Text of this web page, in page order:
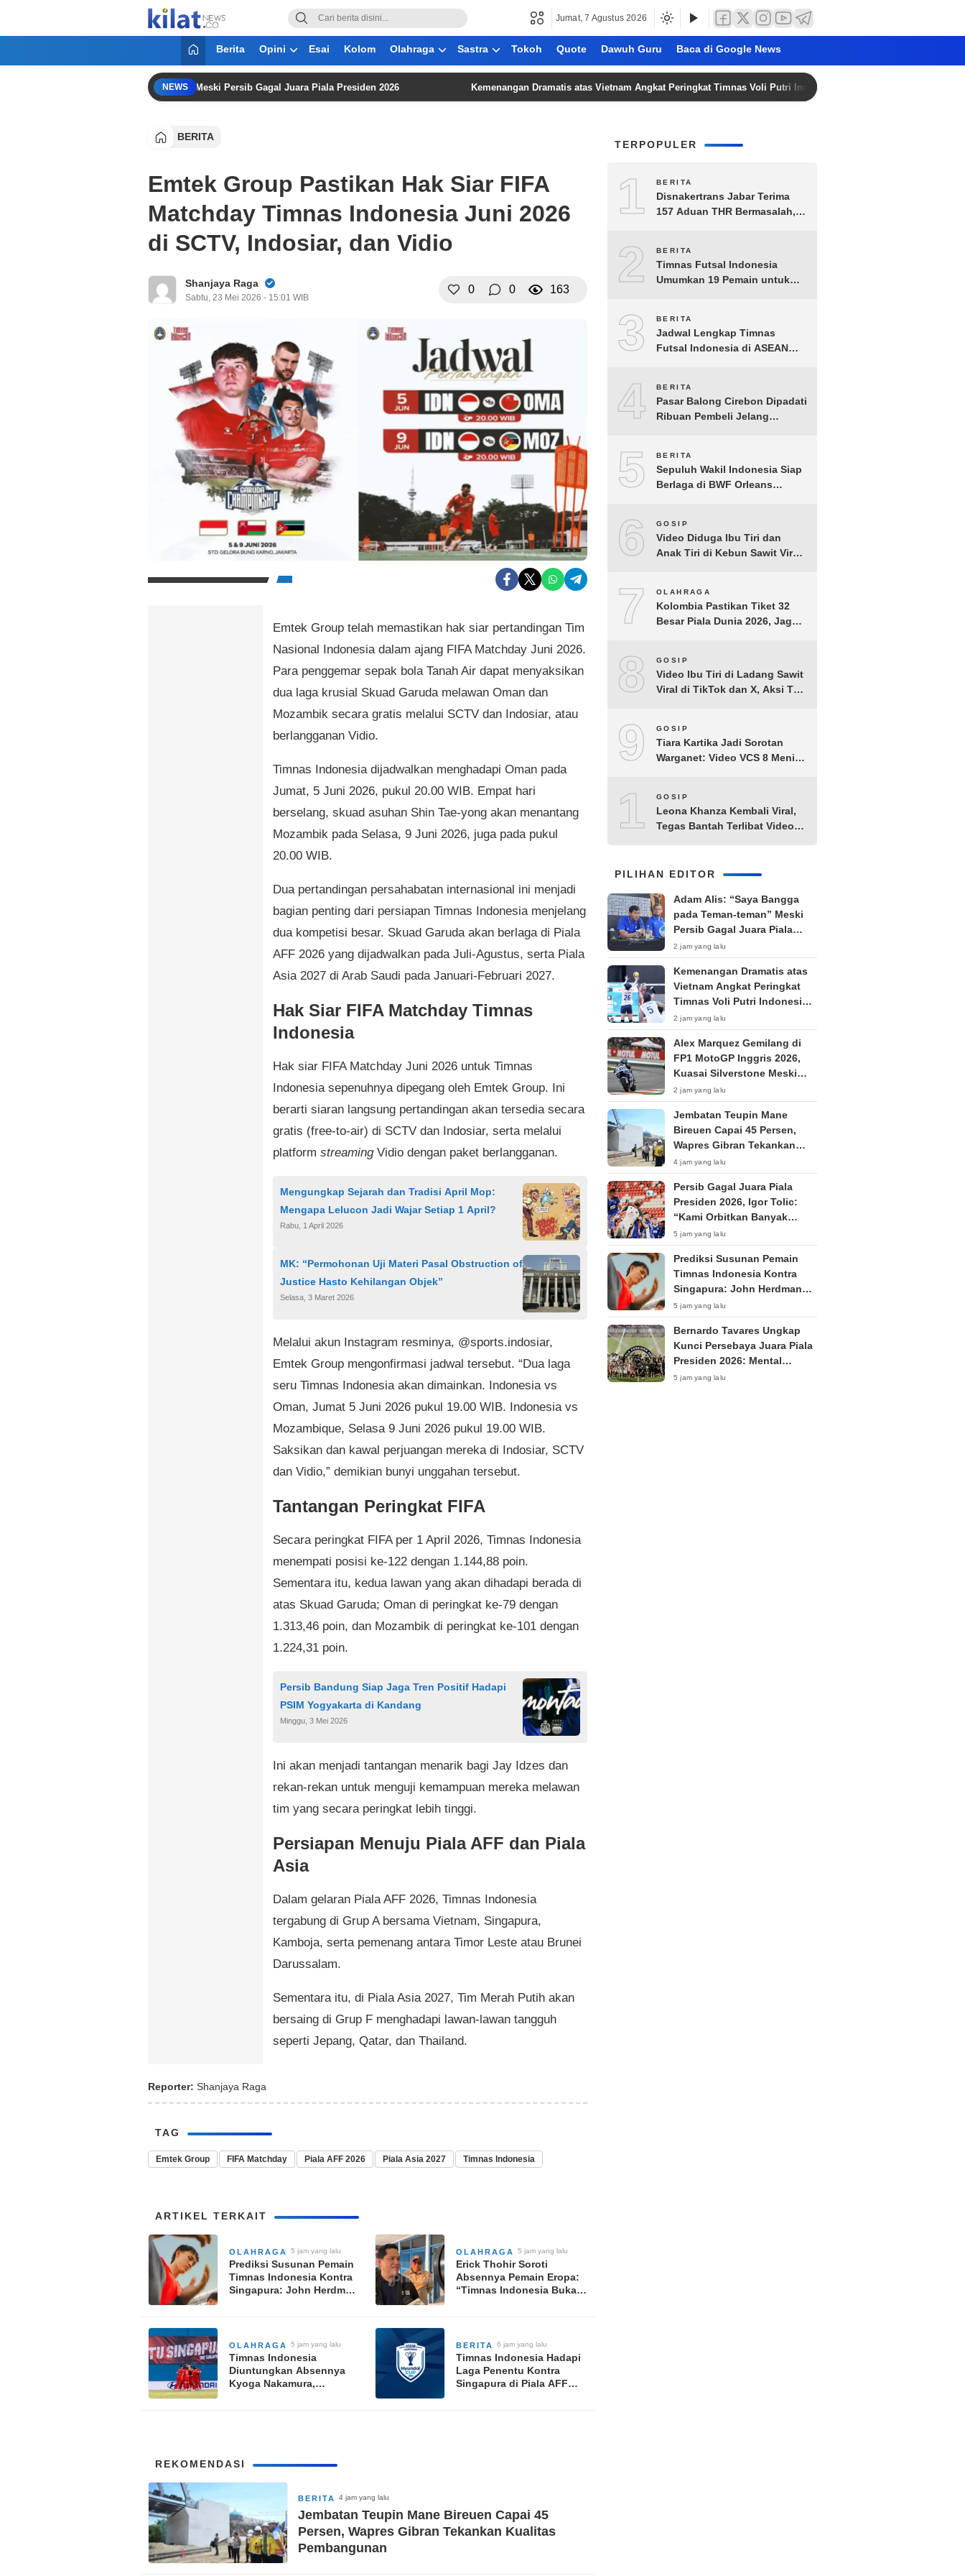
KilatNews.co
Mencerdaskan Anak Bangsa
Jumat, 7 Agustus 2026
Berita Opini Esai Kolom Olahraga Sastra Tokoh Quote Dawuh Guru Baca di Google News
NEWS
Bangga pada Teman-teman” Meski Persib Gagal Juara Piala Presiden 2026 Kemenangan Dramatis atas Vietnam Angkat Peringkat Timnas Voli Putri Indonesia ke Posisi 53 Dunia
BERITA
Emtek Group Pastikan Hak Siar FIFA
Matchday Timnas Indonesia Juni 2026
di SCTV, Indosiar, dan Vidio
Shanjaya Raga
Sabtu, 23 Mei 2026 - 15:01 WIB
0 0 163
Emtek Group telah memastikan hak siar pertandingan Tim
Nasional Indonesia dalam ajang FIFA Matchday Juni 2026.
Para penggemar sepak bola Tanah Air dapat menyaksikan
dua laga krusial Skuad Garuda melawan Oman dan
Mozambik secara gratis melalui SCTV dan Indosiar, atau
berlangganan Vidio.
Timnas Indonesia dijadwalkan menghadapi Oman pada
Jumat, 5 Juni 2026, pukul 20.00 WIB. Empat hari
berselang, skuad asuhan Shin Tae-yong akan menantang
Mozambik pada Selasa, 9 Juni 2026, juga pada pukul
20.00 WIB.
Dua pertandingan persahabatan internasional ini menjadi
bagian penting dari persiapan Timnas Indonesia menjelang
dua kompetisi besar. Skuad Garuda akan berlaga di Piala
AFF 2026 yang dijadwalkan pada Juli-Agustus, serta Piala
Asia 2027 di Arab Saudi pada Januari-Februari 2027.
Hak Siar FIFA Matchday Timnas
Indonesia
Hak siar FIFA Matchday Juni 2026 untuk Timnas
Indonesia sepenuhnya dipegang oleh Emtek Group. Ini
berarti siaran langsung pertandingan akan tersedia secara
gratis (free-to-air) di SCTV dan Indosiar, serta melalui
platform streamingVidio dengan paket berlangganan.
Mengungkap Sejarah dan Tradisi April Mop:
Mengapa Lelucon Jadi Wajar Setiap 1 April?
Rabu, 1 April 2026
MK: “Permohonan Uji Materi Pasal Obstruction of
Justice Hasto Kehilangan Objek”
Selasa, 3 Maret 2026
Melalui akun Instagram resminya, @sports.indosiar,
Emtek Group mengonfirmasi jadwal tersebut. “Dua laga
seru Timnas Indonesia akan dimainkan. Indonesia vs
Oman, Jumat 5 Juni 2026 pukul 19.00 WIB. Indonesia vs
Mozambique, Selasa 9 Juni 2026 pukul 19.00 WIB.
Saksikan dan kawal perjuangan mereka di Indosiar, SCTV
dan Vidio,” demikian bunyi unggahan tersebut.
Tantangan Peringkat FIFA
Secara peringkat FIFA per 1 April 2026, Timnas Indonesia
menempati posisi ke-122 dengan 1.144,88 poin.
Sementara itu, kedua lawan yang akan dihadapi berada di
atas Skuad Garuda; Oman di peringkat ke-79 dengan
1.313,46 poin, dan Mozambik di peringkat ke-101 dengan
1.224,31 poin.
Persib Bandung Siap Jaga Tren Positif Hadapi
PSIM Yogyakarta di Kandang
Minggu, 3 Mei 2026
Ini akan menjadi tantangan menarik bagi Jay Idzes dan
rekan-rekan untuk menguji kemampuan mereka melawan
tim yang secara peringkat lebih tinggi.
Persiapan Menuju Piala AFF dan Piala
Asia
Dalam gelaran Piala AFF 2026, Timnas Indonesia
tergabung di Grup A bersama Vietnam, Singapura,
Kamboja, serta pemenang antara Timor Leste atau Brunei
Darussalam.
Sementara itu, di Piala Asia 2027, Tim Merah Putih akan
bersaing di Grup F menghadapi lawan-lawan tangguh
seperti Jepang, Qatar, dan Thailand.
Reporter: Shanjaya Raga
TAG
Emtek Group FIFA Matchday Piala AFF 2026 Piala Asia 2027 Timnas Indonesia
ARTIKEL TERKAIT
OLAHRAGA 5 jam yang lalu
Prediksi Susunan Pemain
Timnas Indonesia Kontra
Singapura: John Herdman
OLAHRAGA 5 jam yang lalu
Erick Thohir Soroti
Absennya Pemain Eropa:
“Timnas Indonesia Bukan
OLAHRAGA 5 jam yang lalu
Timnas Indonesia
Diuntungkan Absennya
Kyoga Nakamura,
BERITA 6 jam yang lalu
Timnas Indonesia Hadapi
Laga Penentu Kontra
Singapura di Piala AFF
REKOMENDASI
BERITA 4 jam yang lalu
Jembatan Teupin Mane Bireuen Capai 45
Persen, Wapres Gibran Tekankan Kualitas
Pembangunan
TERPOPULER
1 BERITA
Disnakertrans Jabar Terima
157 Aduan THR Bermasalah,
2 BERITA
Timnas Futsal Indonesia
Umumkan 19 Pemain untuk
3 BERITA
Jadwal Lengkap Timnas
Futsal Indonesia di ASEAN
4 BERITA
Pasar Balong Cirebon Dipadati
Ribuan Pembeli Jelang
5 BERITA
Sepuluh Wakil Indonesia Siap
Berlaga di BWF Orleans
6 GOSIP
Video Diduga Ibu Tiri dan
Anak Tiri di Kebun Sawit Viral,
7 OLAHRAGA
Kolombia Pastikan Tiket 32
Besar Piala Dunia 2026, Jaga
8 GOSIP
Video Ibu Tiri di Ladang Sawit
Viral di TikTok dan X, Aksi Tak
9 GOSIP
Tiara Kartika Jadi Sorotan
Warganet: Video VCS 8 Menit
10
GOSIP
Leona Khanza Kembali Viral,
Tegas Bantah Terlibat Video
PILIHAN EDITOR
Adam Alis: “Saya Bangga
pada Teman-teman” Meski
Persib Gagal Juara Piala
Presiden 2026
2 jam yang lalu
Kemenangan Dramatis atas
Vietnam Angkat Peringkat
Timnas Voli Putri Indonesia
ke Posisi 53 Dunia
2 jam yang lalu
Alex Marquez Gemilang di
FP1 MotoGP Inggris 2026,
Kuasai Silverstone Meski
Sempat Terkendala Motor
2 jam yang lalu
Jembatan Teupin Mane
Bireuen Capai 45 Persen,
Wapres Gibran Tekankan
Kualitas Pembangunan
4 jam yang lalu
Persib Gagal Juara Piala
Presiden 2026, Igor Tolic:
“Kami Orbitkan Banyak
Pemain Muda”
5 jam yang lalu
Prediksi Susunan Pemain
Timnas Indonesia Kontra
Singapura: John Herdman
Siapkan Kejutan di Laga
Penentu?
5 jam yang lalu
Bernardo Tavares Ungkap
Kunci Persebaya Juara Piala
Presiden 2026: Mental
Pemain Tetap Tenang
5 jam yang lalu